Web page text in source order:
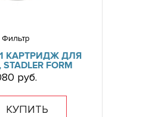
Фильтр
КАРТРИДЖ ДЛЯ
FORM
руб.
КУПИТЬ